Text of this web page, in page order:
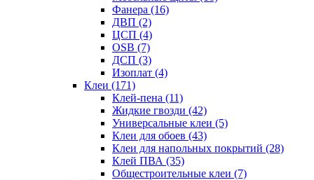
Фанера (16)
ДВП (2)
ЦСП (4)
OSB (7)
ДСП (3)
Изоплат (4)
Клеи (171)
Клей-пена (11)
Жидкие гвозди (42)
Универсальные клеи (5)
Клеи для обоев (43)
Клеи для напольных покрытий (28)
Клей ПВА (35)
Общестроительные клеи (7)